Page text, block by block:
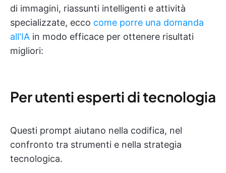
di immagini, riassunti intelligenti e attività
specializzate, ecco come porre una domanda
all'IA in modo efficace per ottenere risultati
migliori:
Per utenti esperti di tecnologia
Questi prompt aiutano nella codifica, nel
confronto tra strumenti e nella strategia
tecnologica.